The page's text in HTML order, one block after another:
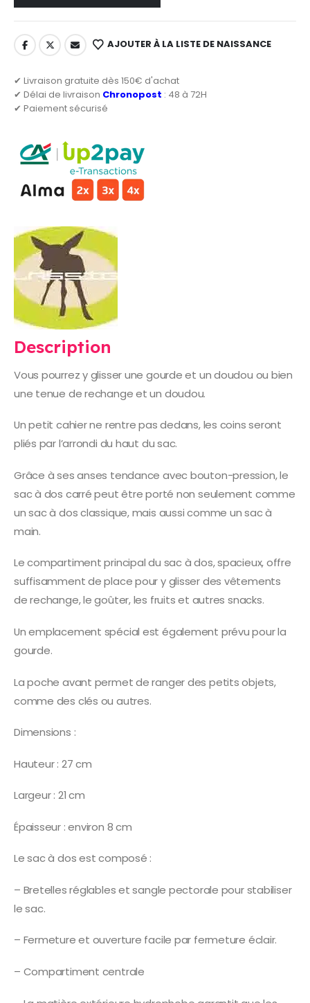
AJOUTER À LA LISTE DE NAISSANCE
✔ Livraison gratuite dès 150€ d'achat
✔ Délai de livraison Chronopost : 48 à 72H
✔ Paiement sécurisé
Description
Vous pourrez y glisser une gourde et un doudou ou bien
une tenue de rechange et un doudou.
Un petit cahier ne rentre pas dedans, les coins seront
pliés par l’arrondi du haut du sac.
Grâce à ses anses tendance avec bouton-pression, le
sac à dos carré peut être porté non seulement comme
un sac à dos classique, mais aussi comme un sac à
main.
Le compartiment principal du sac à dos, spacieux, offre
suffisamment de place pour y glisser des vêtements
de rechange, le goûter, les fruits et autres snacks.
Un emplacement spécial est également prévu pour la
gourde.
La poche avant permet de ranger des petits objets,
comme des clés ou autres.
Dimensions :
Hauteur : 27 cm
Largeur : 21 cm
Épaisseur : environ 8 cm
Le sac à dos est composé :
– Bretelles réglables et sangle pectorale pour stabiliser
le sac.
– Fermeture et ouverture facile par fermeture éclair.
– Compartiment centrale